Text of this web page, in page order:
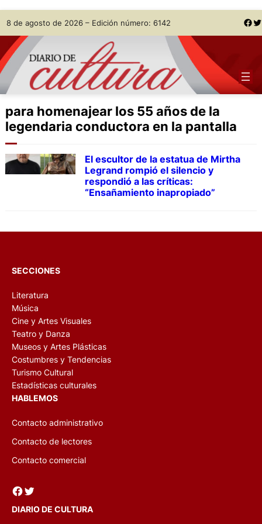
Skip
to
content
8 de agosto de 2026 – Edición número: 6142 Facebook Twitter
para homenajear los 55 años de la
legendaria conductora en la pantalla
El escultor de la estatua de Mirtha
Legrand rompió el silencio y
respondió a las críticas:
“Ensañamiento inapropiado”
SECCIONES
Literatura
Música
Cine y Artes Visuales
Teatro y Danza
Museos y Artes Plásticas
Costumbres y Tendencias
Turismo Cultural
Estadísticas culturales
HABLEMOS
Contacto administrativo
Contacto de lectores
Contacto comercial
Facebook Twitter
DIARIO DE CULTURA